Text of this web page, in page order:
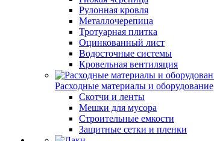
Рулонная кровля
Металлочерепица
Тротуарная плитка
Оцинкованный лист
Водосточные системы
Кровельная вентиляция
Расходные материалы и оборудование
Скотчи и ленты
Мешки для мусора
Строительные емкости
Защитные сетки и пленки